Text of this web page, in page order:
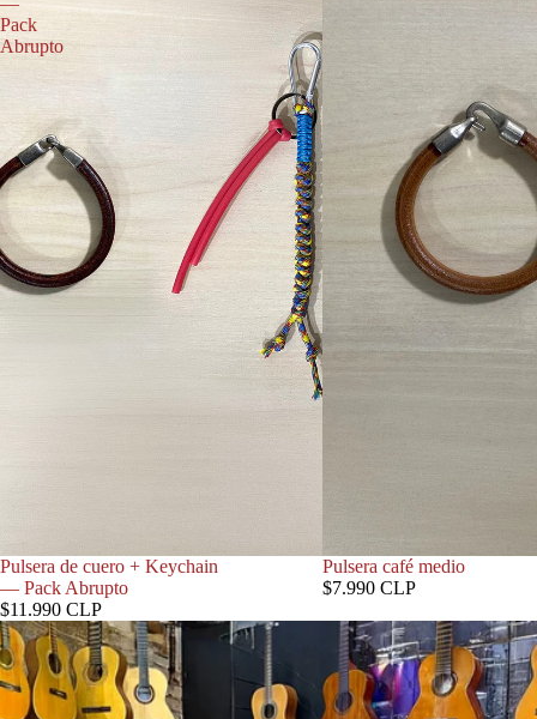
Pack
Abrupto
Pulsera de cuero + Keychain
— Pack Abrupto
$11.990 CLP
Pulsera café medio
$7.990 CLP